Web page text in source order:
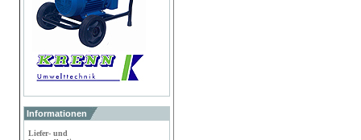
Informationen
Liefer- und